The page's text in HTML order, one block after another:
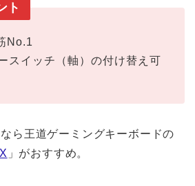
ト
No.1
スイッチ（軸）の付け替え可
ら王道ゲーミングキーボードの
」がおすすめ。